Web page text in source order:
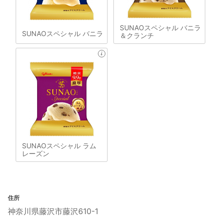
SUNAOスペシャル バニラ
SUNAOスペシャル バニラ
＆クランチ
SUNAOスペシャル ラム
レーズン
住所
神奈川県藤沢市藤沢610-1